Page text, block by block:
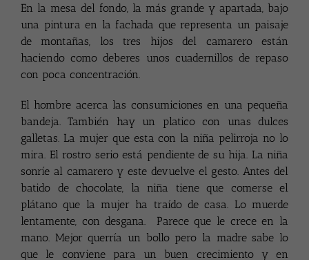
En la mesa del fondo, la más grande y apartada, bajo
una pintura en la fachada que representa un paisaje
de montañas, los tres hijos del camarero están
haciendo como deberes unos cuadernillos de repaso
con poca concentración.
El hombre acerca las consumiciones en una pequeña
bandeja. También hay un platico con unas dulces
galletas. La mujer que esta con la niña pelirroja no lo
mira. El rostro serio está pendiente de su hija. La niña
sonríe al camarero y este devuelve el gesto. Antes del
batido de chocolate, la niña tiene que comerse el
plátano que la mujer ha traído de casa. Lo muerde
lentamente, con desgana. Parece que le crece en la
mano. Mejor querría un bollo pero la madre sabe lo
que le conviene para un buen crecimiento y en